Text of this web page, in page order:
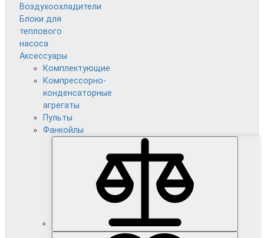
Воздухоохладители
Блоки для
теплового
насоса
Аксессуары
Комплектующие
Компрессорно-
конденсаторные
агрегаты
Пульты
Фанкойлы